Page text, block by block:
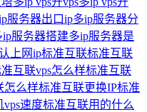
服务器出口ip多ip服务器分
ip服务器搭建多ip服务器是
上网ip标准互联标准互联
互联vps怎么样标准互联
怎么样标准互联更换IP标准
vps速度标准互联用的什么